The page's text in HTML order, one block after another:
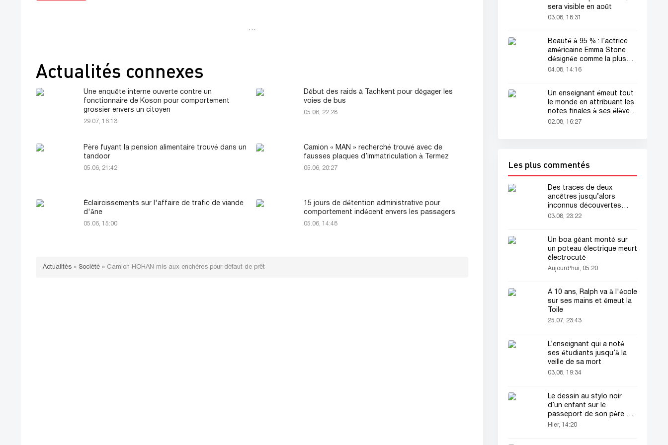
…
Actualités connexes
Une enquête interne ouverte contre un
fonctionnaire de Koson pour comportement
grossier envers un citoyen
29.07, 16:13
Début des raids à Tachkent pour dégager les
voies de bus
05.06, 22:28
Père fuyant la pension alimentaire trouvé dans un
tandoor
05.06, 21:42
Camion « MAN » recherché trouvé avec de
fausses plaques d’immatriculation à Termez
05.06, 20:27
Éclaircissements sur l'affaire de trafic de viande
d'âne
05.06, 15:00
15 jours de détention administrative pour
comportement indécent envers les passagers
05.06, 14:48
Actualités » Société » Camion HOHAN mis aux enchères pour défaut de prêt
sera visible en août
03.08, 18:31
Beauté à 95 % : l’actrice
américaine Emma Stone
désignée comme la plus
belle femme du monde !
04.08, 14:16
Un enseignant émeut tout
le monde en attribuant les
notes finales à ses élèves
avant sa mort
02.08, 16:27
Les plus commentés
Des traces de deux
ancêtres jusqu’alors
inconnus découvertes
dans l’ADN humain
03.08, 23:22
Un boa géant monté sur
un poteau électrique meurt
électrocuté
Aujourd'hui, 05:20
À 10 ans, Ralph va à l'école
sur ses mains et émeut la
Toile
25.07, 23:43
L’enseignant qui a noté
ses étudiants jusqu’à la
veille de sa mort
03.08, 19:34
Le dessin au stylo noir
d’un enfant sur le
passeport de son père a
attiré tous les regards
Hier, 14:20